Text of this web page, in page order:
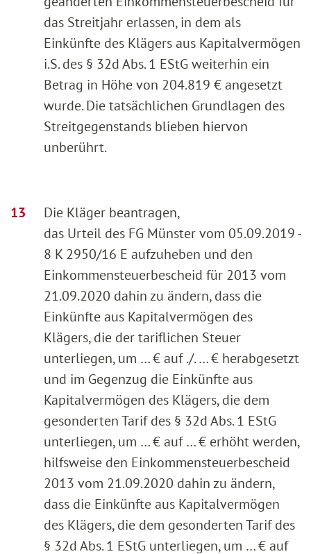
das Streitjahr erlassen, in dem als
Einkünfte des Klägers aus Kapitalvermögen
i.S. des § 32d Abs. 1 EStG weiterhin ein
Betrag in Höhe von 204.819 € angesetzt
wurde. Die tatsächlichen Grundlagen des
Streitgegenstands blieben hiervon
unberührt.
Die Kläger beantragen,
das Urteil des FG Münster vom 05.09.2019 -
8 K 2950/16 E aufzuheben und den
Einkommensteuerbescheid für 2013 vom
21.09.2020 dahin zu ändern, dass die
Einkünfte aus Kapitalvermögen des
Klägers, die der tariflichen Steuer
unterliegen, um … € auf ./. … € herabgesetzt
und im Gegenzug die Einkünfte aus
Kapitalvermögen des Klägers, die dem
gesonderten Tarif des § 32d Abs. 1 EStG
unterliegen, um … € auf … € erhöht werden,
hilfsweise den Einkommensteuerbescheid
2013 vom 21.09.2020 dahin zu ändern,
dass die Einkünfte aus Kapitalvermögen
des Klägers, die dem gesonderten Tarif des
§ 32d Abs. 1 EStG unterliegen, um … € auf